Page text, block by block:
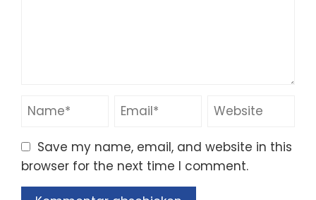
Save my name, email, and website in this
browser for the next time I comment.